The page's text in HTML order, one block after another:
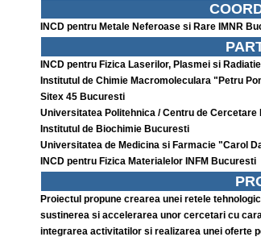
INCD pentru Metale Neferoase si Rare IMNR
INCD pentru Fizica Laserilor, Plasmei si
Institutul de Chimie Macromoleculara "Petru
Sitex 45 Bucuresti
Universitatea Politehnica / Centru de
Institutul de Biochimie Bucuresti
Universitatea de Medicina si Farmacie "Carol
INCD pentru Fizica Materialelor INFM Bucuresti
Proiectul propune crearea unei retele
sustinerea si accelerarea unor cercetari cu
integrarea activitatilor si realizarea unei oferte